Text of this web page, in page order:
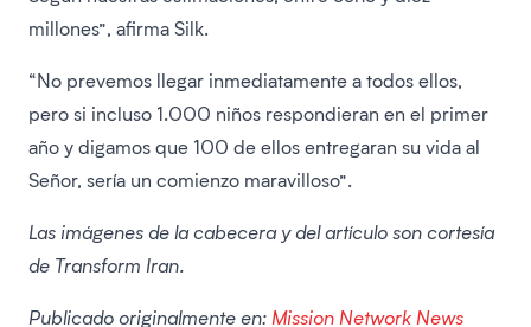
millones”, afirma Silk.
“No prevemos llegar inmediatamente a todos ellos,
pero si incluso 1.000 niños respondieran en el primer
año y digamos que 100 de ellos entregaran su vida al
Señor, sería un comienzo maravilloso”.
Las imágenes de la cabecera y del artículo son cortesía
de Transform Iran.
Publicado originalmente en: Mission Network News